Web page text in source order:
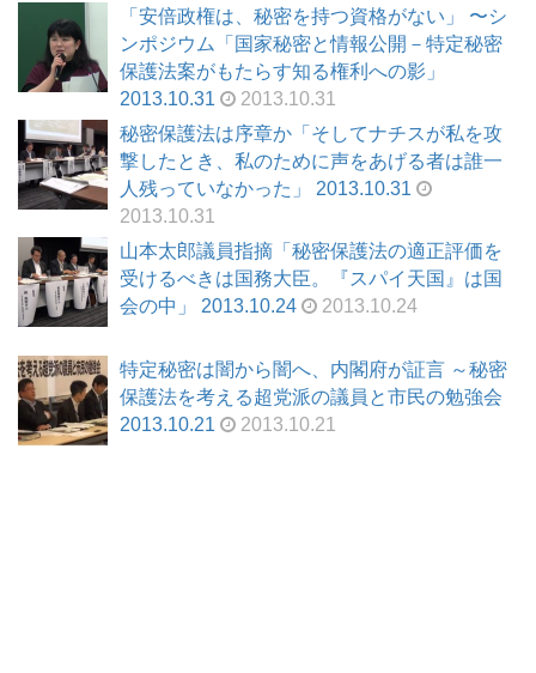
「安倍政権は、秘密を持つ資格がない」 〜シ
ンポジウム「国家秘密と情報公開－特定秘密
保護法案がもたらす知る権利への影」
2013.10.31
2013.10.31
秘密保護法は序章か「そしてナチスが私を攻
撃したとき、私のために声をあげる者は誰一
人残っていなかった」 2013.10.31
2013.10.31
山本太郎議員指摘「秘密保護法の適正評価を
受けるべきは国務大臣。『スパイ天国』は国
会の中」 2013.10.24
2013.10.24
特定秘密は闇から闇へ、内閣府が証言 ～秘密
保護法を考える超党派の議員と市民の勉強会
2013.10.21
2013.10.21